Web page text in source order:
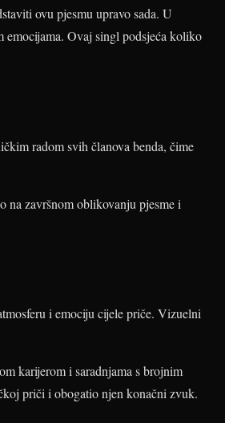
ovu pjesmu upravo sada. U
emocijama. Ovaj singl podsjeća koliko
radom svih članova benda, čime
na završnom oblikovanju pjesme i
i emociju cijele priče. Vizuelni
karijerom i saradnjama s brojnim
priči i obogatio njen konačni zvuk.